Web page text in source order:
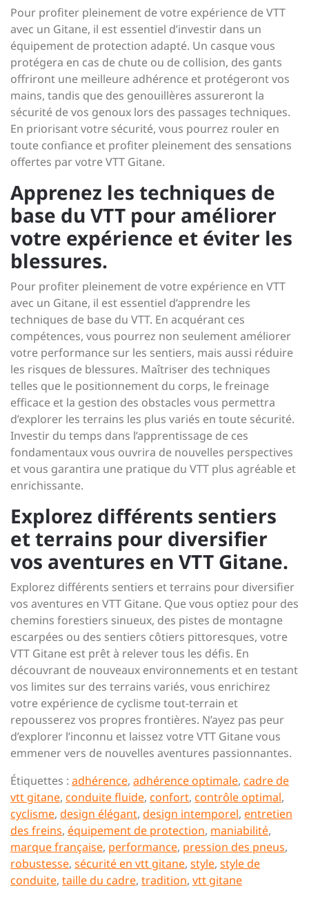
Pour profiter pleinement de votre expérience de VTT
avec un Gitane, il est essentiel d’investir dans un
équipement de protection adapté. Un casque vous
protégera en cas de chute ou de collision, des gants
offriront une meilleure adhérence et protégeront vos
mains, tandis que des genouillères assureront la
sécurité de vos genoux lors des passages techniques.
En priorisant votre sécurité, vous pourrez rouler en
toute confiance et profiter pleinement des sensations
offertes par votre VTT Gitane.
Apprenez les techniques de
base du VTT pour améliorer
votre expérience et éviter les
blessures.
Pour profiter pleinement de votre expérience en VTT
avec un Gitane, il est essentiel d’apprendre les
techniques de base du VTT. En acquérant ces
compétences, vous pourrez non seulement améliorer
votre performance sur les sentiers, mais aussi réduire
les risques de blessures. Maîtriser des techniques
telles que le positionnement du corps, le freinage
efficace et la gestion des obstacles vous permettra
d’explorer les terrains les plus variés en toute sécurité.
Investir du temps dans l’apprentissage de ces
fondamentaux vous ouvrira de nouvelles perspectives
et vous garantira une pratique du VTT plus agréable et
enrichissante.
Explorez différents sentiers
et terrains pour diversifier
vos aventures en VTT Gitane.
Explorez différents sentiers et terrains pour diversifier
vos aventures en VTT Gitane. Que vous optiez pour des
chemins forestiers sinueux, des pistes de montagne
escarpées ou des sentiers côtiers pittoresques, votre
VTT Gitane est prêt à relever tous les défis. En
découvrant de nouveaux environnements et en testant
vos limites sur des terrains variés, vous enrichirez
votre expérience de cyclisme tout-terrain et
repousserez vos propres frontières. N’ayez pas peur
d’explorer l’inconnu et laissez votre VTT Gitane vous
emmener vers de nouvelles aventures passionnantes.
Étiquettes : adhérence, adhérence optimale, cadre de
vtt gitane, conduite fluide, confort, contrôle optimal,
cyclisme, design élégant, design intemporel, entretien
des freins, équipement de protection, maniabilité,
marque française, performance, pression des pneus,
robustesse, sécurité en vtt gitane, style, style de
conduite, taille du cadre, tradition, vtt gitane